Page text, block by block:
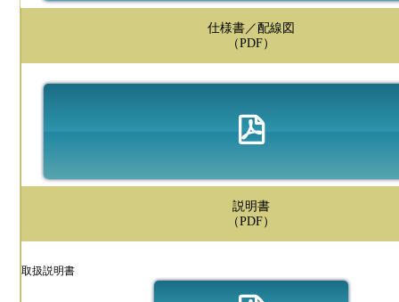
仕様書／配線図
（PDF）
説明書
（PDF）
取扱説明書